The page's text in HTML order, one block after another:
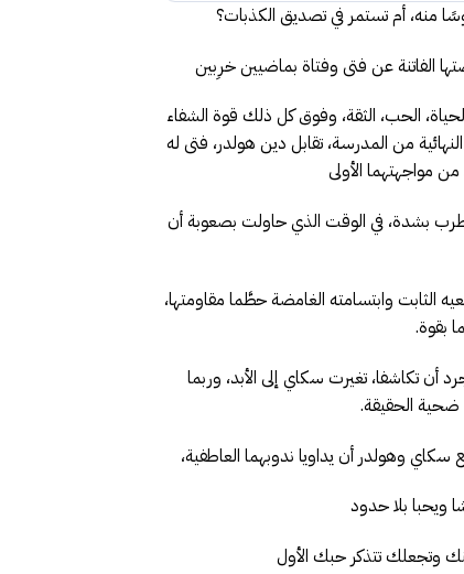
منه، أم تستمر في تصديق الكذبات؟
الفاتنة عن فتى وفتاة بماضيين خرِبين
الحب، الثقة، وفوق كل ذلك قوة الشفاء
من المدرسة، تقابل دين هولدر، فتى له
مواجهتهما الأولى
بشدة، في الوقت الذي حاولت بصعوبة أن
وابتسامته الغامضة حطَّما مقاومتها،
بقوة.
تكاشفا، تغيرت سكاي إلى الأبد، وربما
ضحية الحقيقة.
وهولدر أن يداويا ندوبهما العاطفية،
ويحبا بلا حدود
وتجعلك تتذكر حبك الأول